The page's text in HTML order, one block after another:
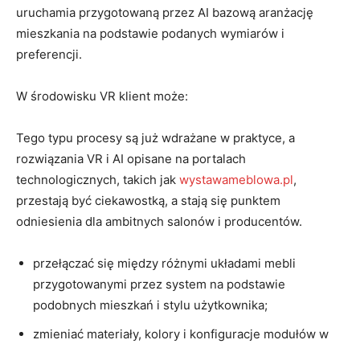
uruchamia przygotowaną przez AI bazową aranżację
mieszkania na podstawie podanych wymiarów i
preferencji.
W środowisku VR klient może:
Tego typu procesy są już wdrażane w praktyce, a
rozwiązania VR i AI opisane na portalach
technologicznych, takich jak wystawameblowa.pl,
przestają być ciekawostką, a stają się punktem
odniesienia dla ambitnych salonów i producentów.
przełączać się między różnymi układami mebli
przygotowanymi przez system na podstawie
podobnych mieszkań i stylu użytkownika;
zmieniać materiały, kolory i konfiguracje modułów w